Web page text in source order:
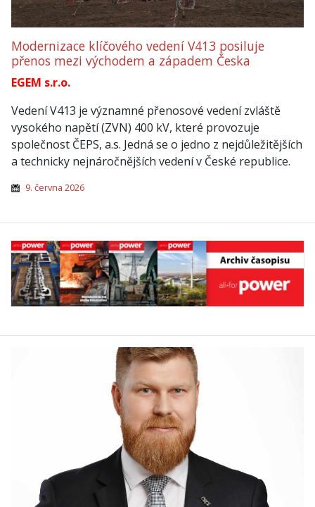
Modernizace klíčového vedení V413 posiluje
přenos mezi východem a západem Česka
EGEM s.r.o.
Vedení V413 je významné přenosové vedení zvláště
vysokého napětí (ZVN) 400 kV, které provozuje
společnost ČEPS, a.s. Jedná se o jedno z nejdůležitějších
a technicky nejnáročnějších vedení v České republice.
9. června 2026